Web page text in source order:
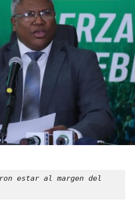
estar al margen del